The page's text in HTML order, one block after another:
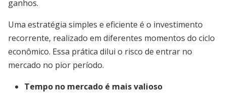
ganhos.
Uma estratégia simples e eficiente é o investimento
recorrente, realizado em diferentes momentos do ciclo
econômico. Essa prática dilui o risco de entrar no
mercado no pior período.
Tempo no mercado é mais valioso